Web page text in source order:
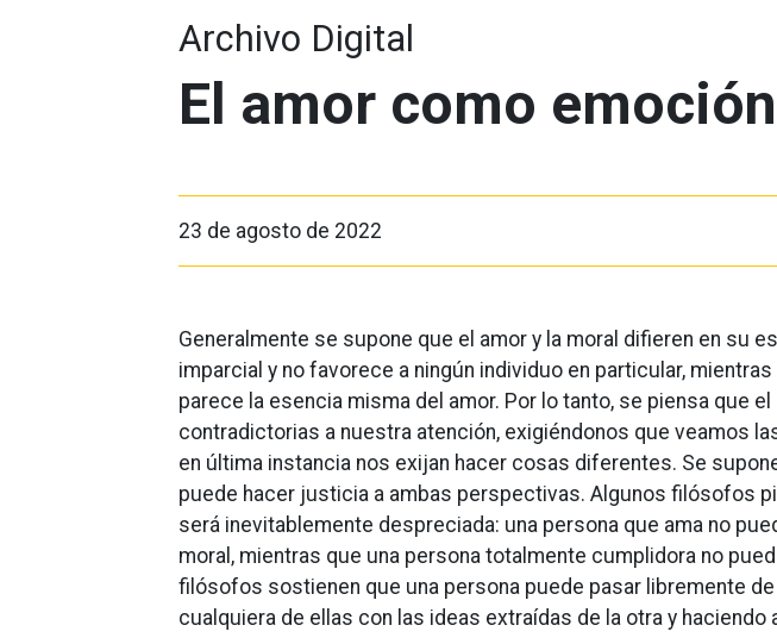
Archivo Digital
El amor como
23 de agosto de 2022
Generalmente se supone que el amor y la moral difieren en su
imparcial y no favorece a ningún individuo en particular,
parece la esencia misma del amor. Por lo tanto, se piensa que
contradictorias a nuestra atención, exigiéndonos que veamos
en última instancia nos exijan hacer cosas diferentes. Se
puede hacer justicia a ambas perspectivas. Algunos filósofos
será inevitablemente despreciada: una persona que ama no
moral, mientras que una persona totalmente cumplidora no
filósofos sostienen que una persona puede pasar libremente
cualquiera de ellas con las ideas extraídas de la otra y haciendo